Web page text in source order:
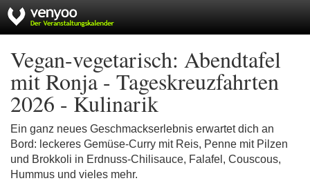
Vegan-vegetarisch: Abendtafel
mit Ronja - Tageskreuzfahrten
2026 - Kulinarik
Ein ganz neues Geschmackserlebnis erwartet dich an
Bord: leckeres Gemüse-Curry mit Reis, Penne mit Pilzen
und Brokkoli in Erdnuss-Chilisauce, Falafel, Couscous,
Hummus und vieles mehr.